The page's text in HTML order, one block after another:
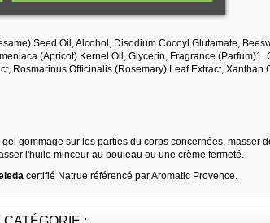
Seed Oil, Alcohol, Disodium Cocoyl Glutamate,
(Apricot) Kernel Oil, Glycerin, Fragrance
Rosmarinus Officinalis (Rosemary) Leaf Extract,
gommage sur les parties du corps concernées, masser
l'huile minceur au bouleau ou une crème fermeté.
certifié Natrue référencé par Aromatic Provence.